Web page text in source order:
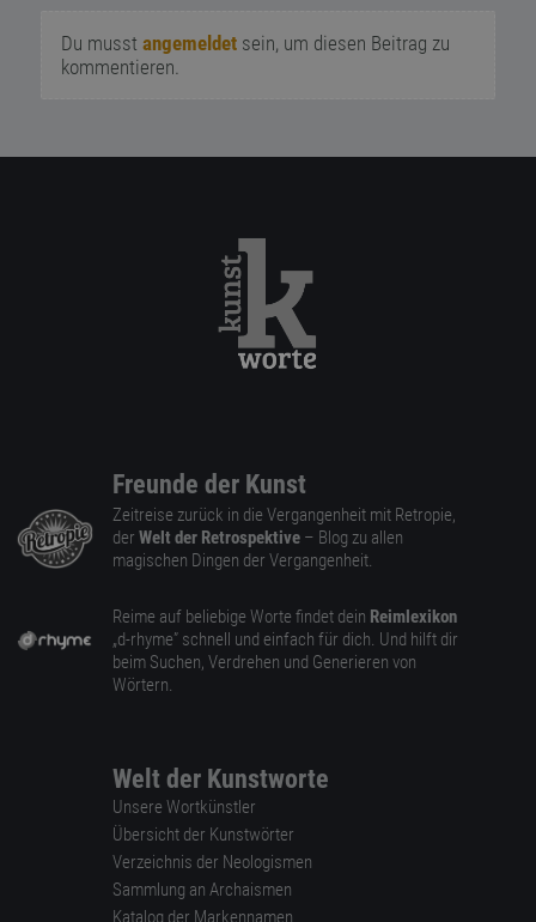
Du musst angemeldetsein, um diesen Beitrag zu
kommentieren.
Freunde der Kunst
Zeitreise zurück in die Vergangenheit mit Retropie,
der Welt der Retrospektive – Blog zu allen
magischen Dingen der Vergangenheit.
Reime auf beliebige Worte findet dein Reimlexikon
„d-rhyme” schnell und einfach für dich. Und hilft dir
beim Suchen, Verdrehen und Generieren von
Wörtern.
Welt der Kunstworte
Unsere Wortkünstler
Übersicht der Kunstwörter
Verzeichnis der Neologismen
Sammlung an Archaismen
Katalog der Markennamen